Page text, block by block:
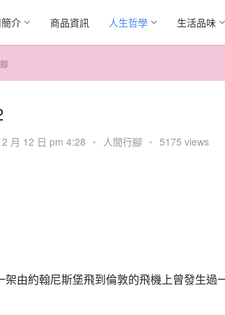
介 商品資訊 人生哲學 生活品味
月 12 日 pm 4:28 • 人間行腳 • 5175 views
架由約翰尼斯堡飛到倫敦的飛機上曾發生過